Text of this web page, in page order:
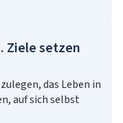
Ziele setzen
das Leben in
auf sich selbst